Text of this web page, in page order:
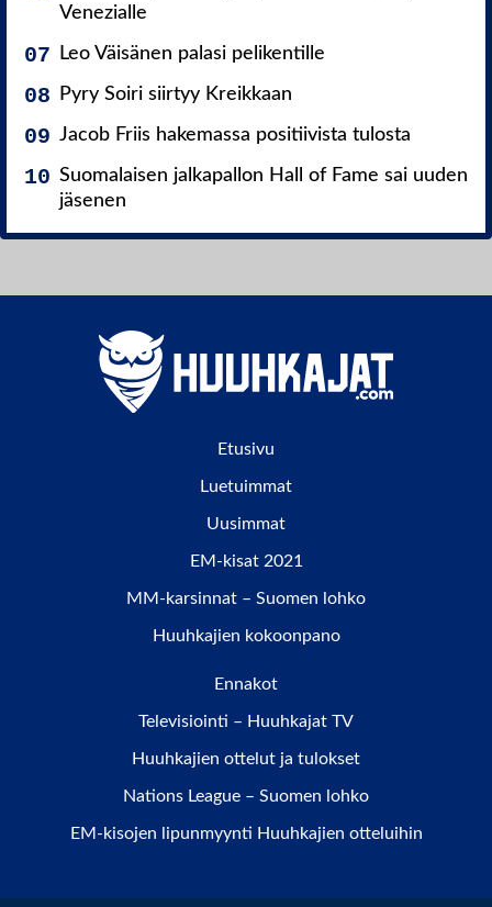
Venezialle
Leo Väisänen palasi pelikentille
Pyry Soiri siirtyy Kreikkaan
Jacob Friis hakemassa positiivista tulosta
Suomalaisen jalkapallon Hall of Fame sai uuden
jäsenen
Etusivu
Luetuimmat
Uusimmat
EM-kisat 2021
MM-karsinnat – Suomen lohko
Huuhkajien kokoonpano
Ennakot
Televisiointi – Huuhkajat TV
Huuhkajien ottelut ja tulokset
Nations League – Suomen lohko
EM-kisojen lipunmyynti Huuhkajien otteluihin